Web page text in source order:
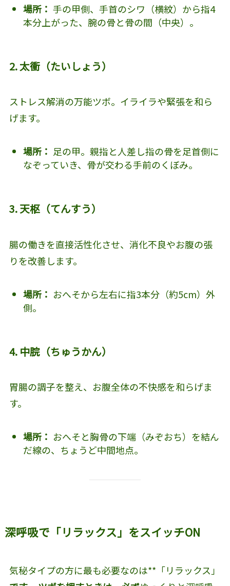
場所： 手の甲側、手首のシワ（横紋）から指4
本分上がった、腕の骨と骨の間（中央）。
2. 太衝（たいしょう）
ストレス解消の万能ツボ。イライラや緊張を和ら
げます。
場所： 足の甲。親指と人差し指の骨を足首側に
なぞっていき、骨が交わる手前のくぼみ。
3. 天枢（てんすう）
腸の働きを直接活性化させ、消化不良やお腹の張
りを改善します。
場所： おへそから左右に指3本分（約5cm）外
側。
4. 中脘（ちゅうかん）
胃腸の調子を整え、お腹全体の不快感を和らげま
す。
場所： おへそと胸骨の下端（みぞおち）を結ん
だ線の、ちょうど中間地点。
深呼吸で「リラックス」をスイッチON
気秘タイプの方に最も必要なのは**「リラックス」